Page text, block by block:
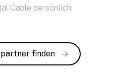
Cable persönlich.
finden